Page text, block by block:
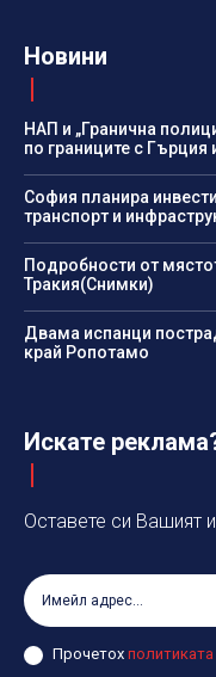
Новини
НАП и „Гранична
по границите с Гърция
София планира
транспорт и
Подробности от
Тракия(Снимки)
Двама испанци
край Ропотамо
Искате
Оставете си Вашият
Прочетох